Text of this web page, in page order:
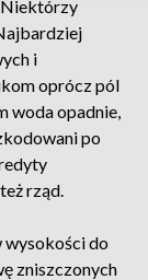
Niektórzy
i
oprócz pól
woda opadnie,
po
rząd.
wysokości do
zniszczonych